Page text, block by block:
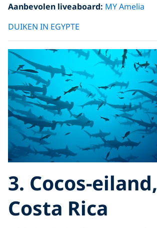
Aanbevolen liveaboard: MY Amelia
DUIKEN IN EGYPTE
3. Cocos-eiland,
Costa Rica